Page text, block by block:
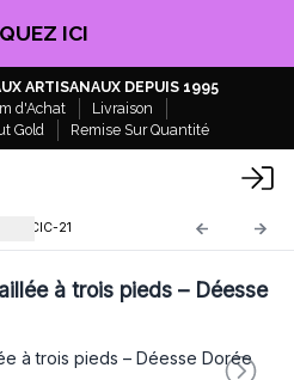
!
ARTISANAUX DEPUIS 1995
d'Achat
Livraison
Gold
Remise Sur Quantité
CIC-21
à trois pieds – Déesse